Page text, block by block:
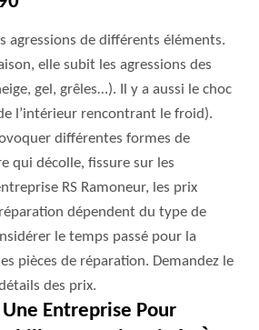
agressions de différents éléments.
elle subit les agressions des
gel, grêles…). Il y a aussi le choc
l’intérieur rencontrant le froid).
différentes formes de
qui décolle, fissure sur les
RS Ramoneur, les prix
dépendent du type de
le temps passé pour la
pièces de réparation. Demandez le
des prix.
Une Entreprise Pour